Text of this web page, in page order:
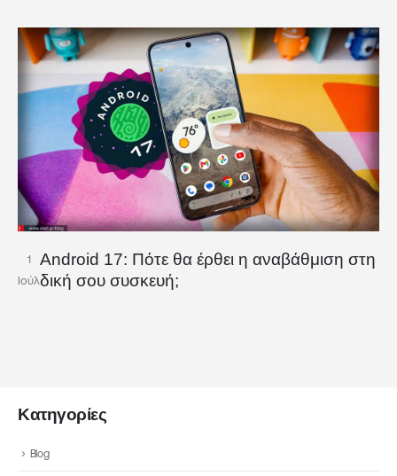
1
Ιούλ
Android 17: Πότε θα έρθει η αναβάθμιση στη
δική σου συσκευή;
Κατηγορίες
Blog